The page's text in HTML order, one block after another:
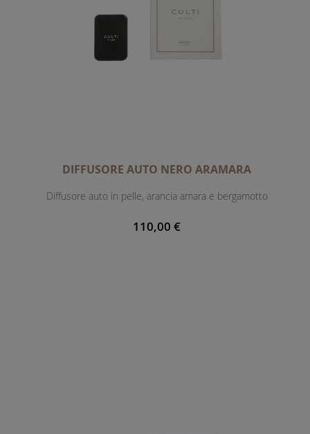
DIFFUSORE AUTO NERO ARAMARA
Diffusore auto in pelle, arancia amara e bergamotto
110,00 €